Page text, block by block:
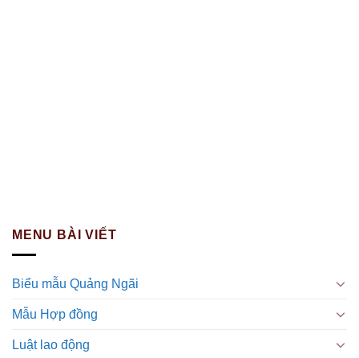
MENU BÀI VIẾT
Biểu mẫu Quảng Ngãi
Mẫu Hợp đồng
Luật lao động